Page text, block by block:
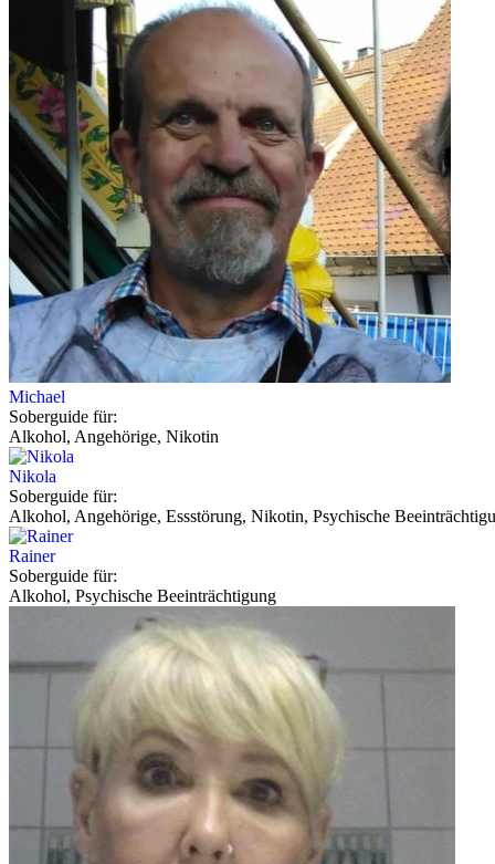
Michael
Soberguide für:
Alkohol, Angehörige, Nikotin
Nikola
Soberguide für:
Alkohol, Angehörige, Essstörung, Nikotin, Psychische
Rainer
Soberguide für:
Alkohol, Psychische Beeinträchtigung